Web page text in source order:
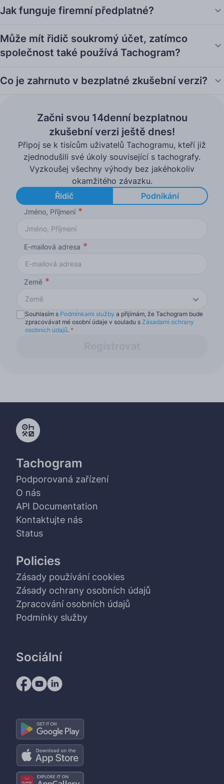
Jak funguje firemní předplatné?
Může mít řidič soukromý účet, zatímco
společnost také používá Tachogram?
Co je zahrnuto v bezplatné zkušební verzi?
Začni svou 14denní bezplatnou
zkušební verzi ještě dnes!
Připoj se k tisícům uživatelů Tachogramu, kteří již
zjednodušili své úkoly související s tachografy.
Vyzkoušej všechny výhody bez jakéhokoliv
okamžitého závazku.
Řidič
Podnikání
Jméno, Příjmení
E-mailová adresa
Země
Země
Souhlasím s Podmínkami služby a přijímám, že Tachogram bude
zpracovávat mé osobní údaje v souladu s Zásadami ochrany
osobních údajů. *
Tachogram
Podporovaná zařízení
O nás
API Documentation
Kontaktujte nás
Status
Policies
Zásady používání cookies
Zásady ochrany osobních údajů
Zpracování osobních údajů
Podmínky služby
Sociální